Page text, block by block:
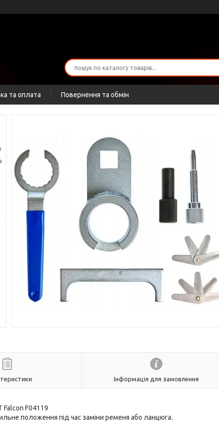
та оплата Повернення та обмін
Інформація для замовлення
Falcon F04119
положення під час заміни ременя або ланцюга.